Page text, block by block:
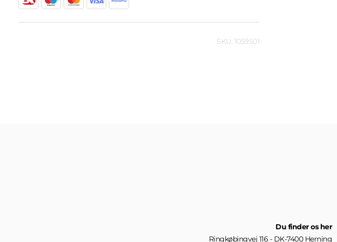
SKU: 1059501
Du finder os her
Ringkøbingvej 116 - DK-7400 Herning